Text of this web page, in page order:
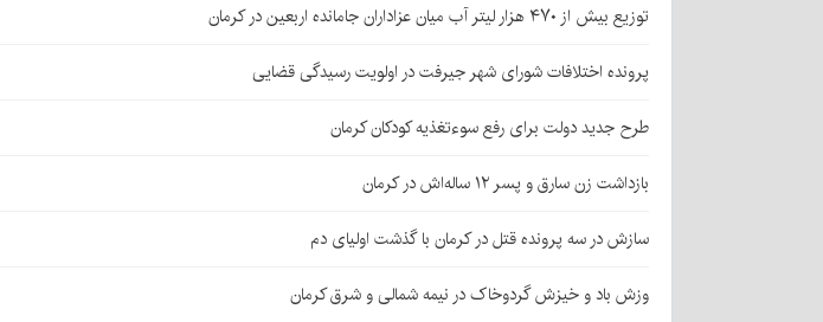
توزیع بیش از ۴۷۰ هزار لیتر آب میان عزاداران جامانده اربعین در کرمان
پرونده اختلافات شورای شهر جیرفت در اولویت رسیدگی قضایی
طرح جدید دولت برای رفع سوءتغذیه کودکان کرمان
بازداشت زن سارق و پسر ۱۲ ساله‌اش در کرمان
سازش در سه پرونده قتل در کرمان با گذشت اولیای دم
وزش باد و خیزش گردوخاک در نیمه شمالی و شرق کرمان